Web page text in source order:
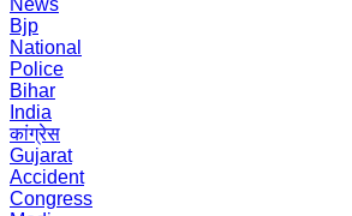
News
Bjp
National
Police
Bihar
India
कांग्रेस
Gujarat
Accident
Congress